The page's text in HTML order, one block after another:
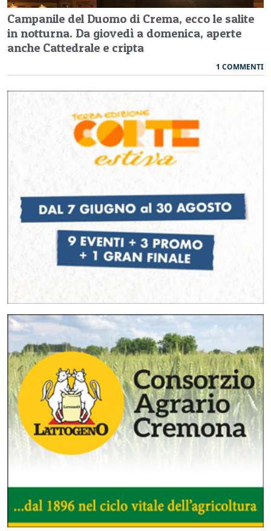
Campanile del Duomo di Crema, ecco le salite
in notturna. Da giovedì a domenica, aperte
anche Cattedrale e cripta
1 COMMENTI